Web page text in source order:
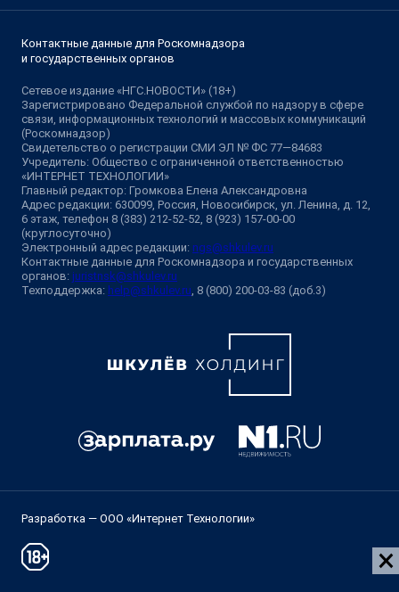
Контактные данные для Роскомнадзора
и государственных органов
Сетевое издание «НГС.НОВОСТИ» (18+)
Зарегистрировано Федеральной службой по надзору в сфере
связи, информационных технологий и массовых коммуникаций
(Роскомнадзор)
Свидетельство о регистрации СМИ ЭЛ № ФС 77—84683
Учредитель: Общество с ограниченной ответственностью
«ИНТЕРНЕТ ТЕХНОЛОГИИ»
Главный редактор: Громкова Елена Александровна
Адрес редакции: 630099, Россия, Новосибирск, ул. Ленина, д. 12,
6 этаж, телефон 8 (383) 212-52-52, 8 (923) 157-00-00
(круглосуточно)
Электронный адрес редакции: ngs@shkulev.ru
Контактные данные для Роскомнадзора и государственных
органов: juristnsk@shkulev.ru
Техподдержка: help@shkulev.ru , 8 (800) 200-03-83 (доб.3)
Разработка — ООО «Интернет Технологии»